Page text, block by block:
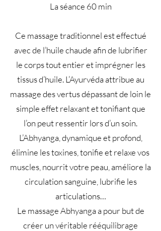
La séance 60 min
Ce massage traditionnel est effectué
avec de l’huile chaude afin de lubrifier
le corps tout entier et imprégner les
tissus d’huile. L’Ayurvéda attribue au
massage des vertus dépassant de loin le
simple effet relaxant et tonifiant que
l’on peut ressentir lors d’un soin.
L’Abhyanga, dynamique et profond,
élimine les toxines, tonifie et relaxe vos
muscles, nourrit votre peau, améliore la
circulation sanguine, lubrifie les
articulations…
Le massage Abhyanga a pour but de
créer un véritable rééquilibrage